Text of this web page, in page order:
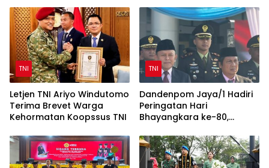
TNI
Letjen TNI Ariyo Windutomo
Terima Brevet Warga
Kehormatan Koopssus TNI
TNI
Dandenpom Jaya/1 Hadiri
Peringatan Hari
Bhayangkara ke-80,